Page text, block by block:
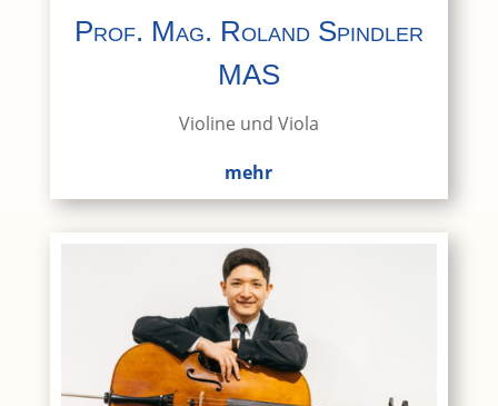
Prof. Mag. Roland Spindler
MAS
Violine und Viola
mehr